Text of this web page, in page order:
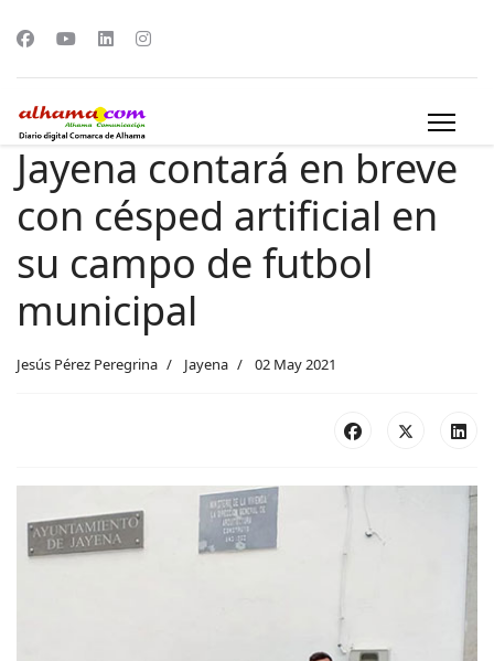
Jayena contará en breve
con césped artificial en
su campo de futbol
municipal
Jesús Pérez Peregrina Jayena 02 May 2021